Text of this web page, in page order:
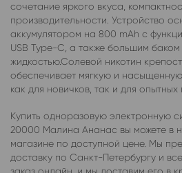
сочетание яркого вкуса,
производительности. Устройство
аккумулятором на 800 mAh с
USB Type-C, а также большим
жидкостью.Солевой никотин
обеспечивает мягкую и
как для новичков, так и для опытных
Купить одноразовую электронную
20000 Малина Ананас вы можете в
магазине по доступной цене. Мы
доставку по Санкт-Петербургу и